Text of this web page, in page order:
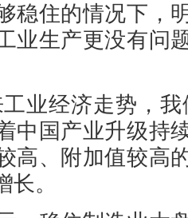
稳住的情况下，
业生产更没有问
经济走势，我
中国产业升级持
高、附加值较高
。